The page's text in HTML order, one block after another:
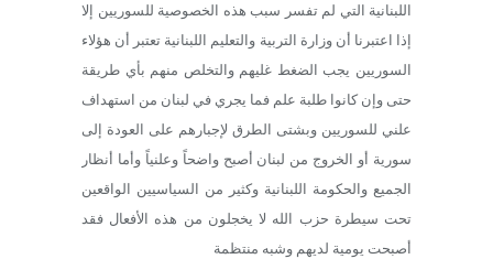
اللبنانية التي لم تفسر سبب هذه الخصوصية للسوريين إلا
إذا اعتبرنا أن وزارة التربية والتعليم اللبنانية تعتبر أن هؤلاء
السوريين يجب الضغط غليهم والتخلص منهم بأي طريقة
حتى وإن كانوا طلبة علم فما يجري في لبنان من استهداف
علني للسوريين وبشتى الطرق لإجبارهم على العودة إلى
سورية أو الخروج من لبنان أصبح واضحاً وعلنياً وأما أنظار
الجميع والحكومة اللبنانية وكثير من السياسيين الواقعين
تحت سيطرة حزب الله لا يخجلون من هذه الأفعال فقد
أصبحت يومية لديهم وشبه منتظمة